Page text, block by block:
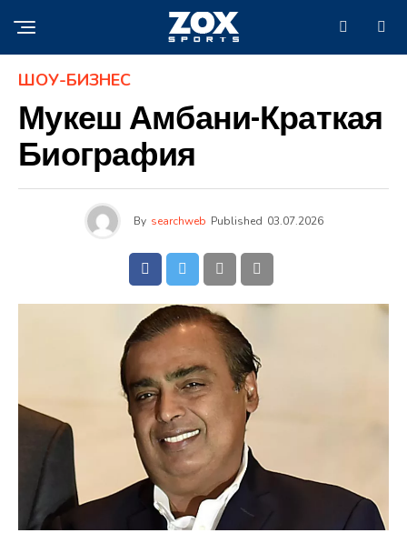
ШОУ-БИЗНЕС
Мукеш Амбани-Краткая
Биография
By searchweb Published 03.07.2026